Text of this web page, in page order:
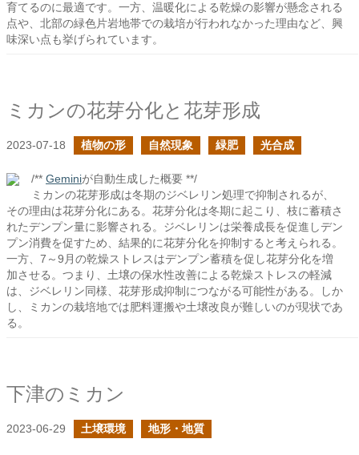
育てるのに最適です。一方、温暖化による乾燥の影響が懸念される
点や、北部の緑色片岩地帯での栽培が行われなかった理由など、興
味深い点も挙げられています。
ミカンの花芽分化と花芽形成
2023-07-18 植物の形 自然現象 緑肥 光合成
/** Geminiが自動生成した概要 **/
ミカンの花芽形成は冬期のジベレリン処理で抑制されるが、
その理由は花芽分化にある。花芽分化は冬期に起こり、枝に蓄積さ
れたデンプン量に影響される。ジベレリンは栄養成長を促進しデン
プン消費を促すため、結果的に花芽分化を抑制すると考えられる。
一方、7～9月の乾燥ストレスはデンプン蓄積を促し花芽分化を増
加させる。つまり、土壌の保水性改善による乾燥ストレスの軽減
は、ジベレリン同様、花芽形成抑制につながる可能性がある。しか
し、ミカンの栽培地では肥料運搬や土壌改良が難しいのが現状であ
る。
下津のミカン
2023-06-29 土壌環境 地形・地質